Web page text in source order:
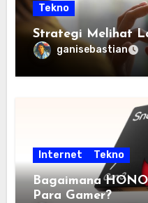
Tekno
Strategi Melihat
ganisebastian
Internet Tekno
Bagaimana
Para Gamer?